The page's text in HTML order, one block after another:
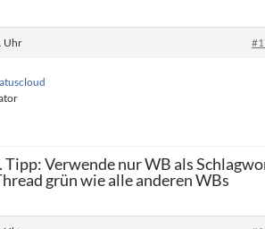
Uhr
Tipp: Verwende nur WB als
grün wie alle anderen WBs